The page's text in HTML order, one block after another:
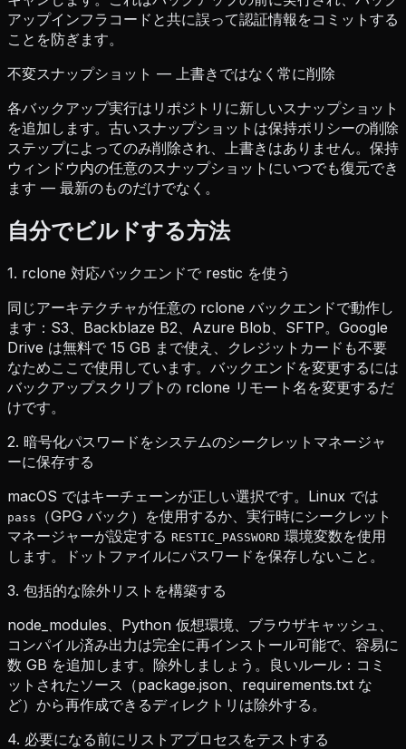
アップインフラコードと共に誤って認証情報をコミットする
ことを防ぎます。
不変スナップショット — 上書きではなく常に削除
各バックアップ実行はリポジトリに新しいスナップショット
を追加します。古いスナップショットは保持ポリシーの削除
ステップによってのみ削除され、上書きはありません。保持
ウィンドウ内の任意のスナップショットにいつでも復元でき
ます — 最新のものだけでなく。
自分でビルドする方法
1. rclone 対応バックエンドで restic を使う
同じアーキテクチャが任意の rclone バックエンドで動作し
ます：S3、Backblaze B2、Azure Blob、SFTP。Google
Drive は無料で 15 GB まで使え、クレジットカードも不要
なためここで使用しています。バックエンドを変更するには
バックアップスクリプトの rclone リモート名を変更するだ
けです。
2. 暗号化パスワードをシステムのシークレットマネージャ
ーに保存する
macOS ではキーチェーンが正しい選択です。Linux では
pass
（GPG バック）を使用するか、実行時にシークレット
マネージャーが設定する RESTIC_PASSWORD 環境変数を使用
します。ドットファイルにパスワードを保存しないこと。
3. 包括的な除外リストを構築する
node_modules、Python 仮想環境、ブラウザキャッシュ、
コンパイル済み出力は完全に再インストール可能で、容易に
数 GB を追加します。除外しましょう。良いルール：コミ
ットされたソース（package.json、requirements.txt な
ど）から再作成できるディレクトリは除外する。
4. 必要になる前にリストアプロセスをテストする